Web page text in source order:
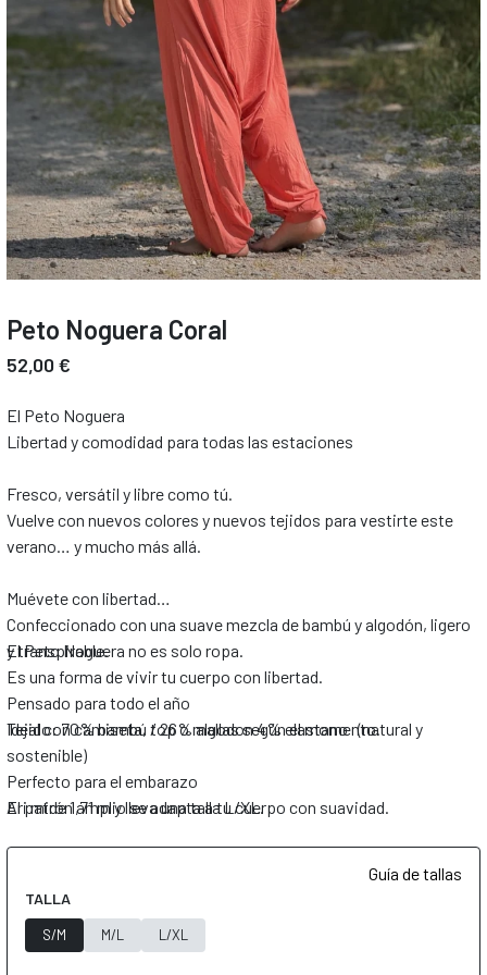
Peto Noguera Coral
52,00 €
El Peto Noguera
Libertad y comodidad para todas las estaciones
Fresco, versátil y libre como tú.
Vuelve con nuevos colores y nuevos tejidos para vestirte este
verano… y mucho más allá.
Muévete con libertad
Confeccionado con una suave mezcla de bambú y algodón, ligero
y transpirable.
Pensado para todo el año
Ideal con camiseta, top o mallas según el momento.
Perfecto para el embarazo
El patrón amplio se adapta a tu cuerpo con suavidad.
El Peto Noguera no es solo ropa.
Es una forma de vivir tu cuerpo con libertad.
Tejido: 70% bambú / 26% algodon 4% elastano (natural y
sostenible)
Ari mide 1,71 m y lleva una talla L/XL.
Guía de tallas
TALLA
S/M M/L L/XL